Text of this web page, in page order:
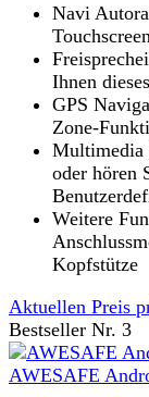
Navi
Ihnen
GPS
Zone-
Multimedia
oder hören
Weitere
Kopfstütze
Aktuellen Preis
Bestseller Nr. 3
AWESAFE